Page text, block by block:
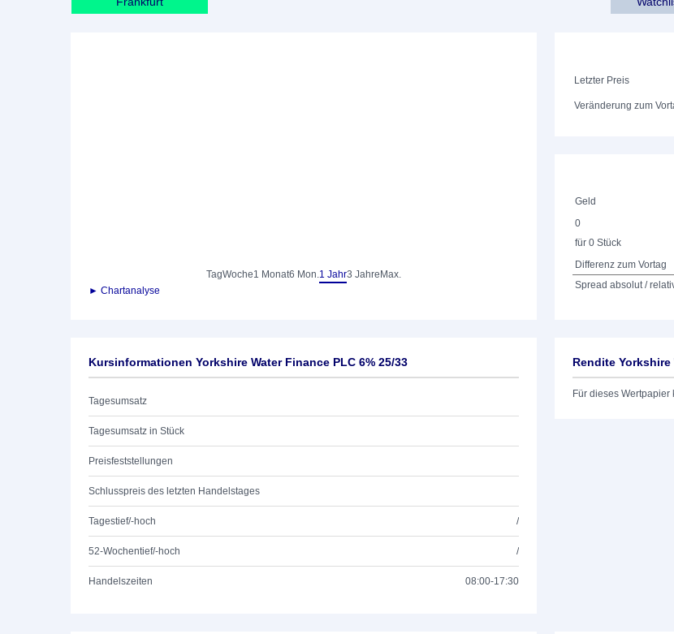
TagWoche1 Monat6 Mon.1 Jahr3 Jahre Max.
► Chartanalyse
Letzter Preis
Veränderung zum
Geld
0
für 0 Stück
Differenz zum Vortag
Spread absolut /
Kursinformationen Yorkshire Water Finance PLC 6% 25/33
Tagesumsatz
Tagesumsatz in Stück
Preisfeststellungen
Schlusspreis des letzten Handelstages
Tagestief/-hoch /
52-Wochentief/-hoch /
Handelszeiten 08:00-17:30
Rendite Yorkshire
Für dieses